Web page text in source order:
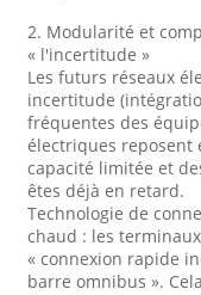
2. Modularité et
« l'incertitude »
Les futurs réseaux
incertitude
fréquentes des
électriques reposent
capacité limitée et
êtes déjà en retard.
Technologie de
chaud : les
« connexion rapide
barre omnibus ».